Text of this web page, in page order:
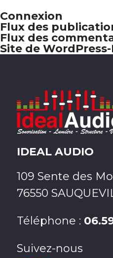
Connexion
Flux des
Flux des
Site de WordPress-
IDEAL AUDIO
109 Sente des
76550
Téléphone :
Suivez-nous